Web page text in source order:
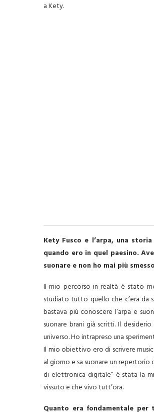
a Kety.
Kety Fusco e l’arpa, una
quando ero in quel paesino.
suonare e non ho mai più
Il mio percorso in realtà è stato
studiato tutto quello che c’era da
bastava più conoscere l’arpa e
suonare brani già scritti. Il
universo. Ho intrapreso una
Il mio obiettivo ero di scrivere
al giorno e sa suonare un repertorio
di elettronica digitale” è stata la
vissuto e che vivo tutt’ora.
Quanto era fondamentale